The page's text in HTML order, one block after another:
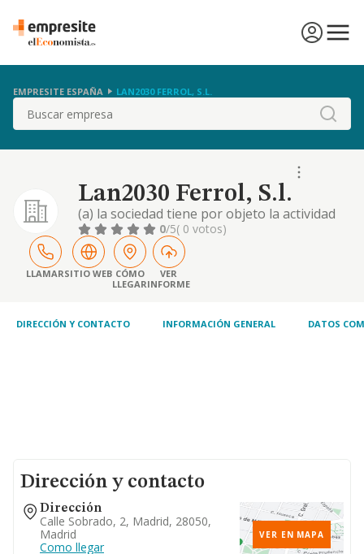
EMPRESITE ESPAÑA LAN2030 FERROL, S.L.
Buscar
Lan2030 Ferrol, S.l.
(a) la sociedad tiene por objeto la actividad
de ingeniería, promoción, gestión,
explotación, mantenimiento y
comercialización de aprovechamientos de
producción de energía eléctrica; así como a
adquisición y enajenación de acciones y
renovables y en terrenos
0/5( 0 votos)
LLAMARSITIO WEB CÓMO
LLEGAR
VER
INFORME
DIRECCIÓN Y CONTACTO INFORMACIÓN GENERAL DATOS
Dirección y contacto
Dirección
Calle Sobrado, 2, Madrid, 28050,
Madrid
Como llegar
VER EN MAPA